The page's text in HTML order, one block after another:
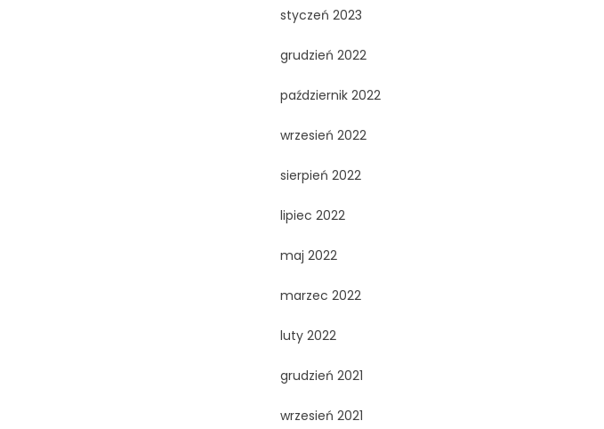
styczeń 2023
grudzień 2022
październik 2022
wrzesień 2022
sierpień 2022
lipiec 2022
maj 2022
marzec 2022
luty 2022
grudzień 2021
wrzesień 2021